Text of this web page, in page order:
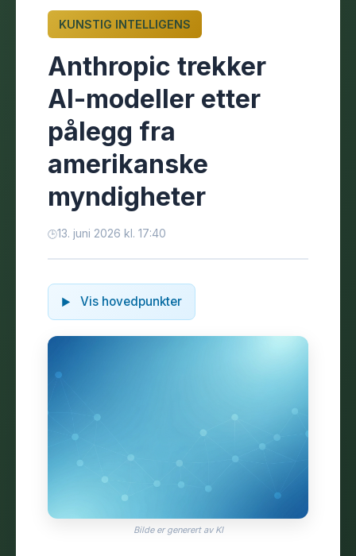
KUNSTIG INTELLIGENS
Anthropic trekker
AI-modeller etter
pålegg fra
amerikanske
myndigheter
13. juni 2026 kl. 17:40
Vis hovedpunkter
Bilde er generert av KI